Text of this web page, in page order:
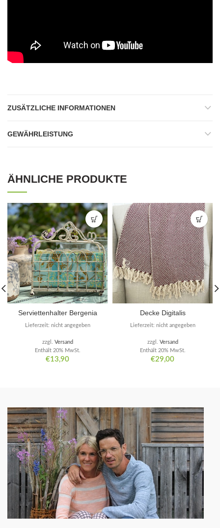
ZUSÄTZLICHE INFORMATIONEN
GEWÄHRLEISTUNG
ÄHNLICHE PRODUKTE
Serviettenhalter Bergenia
€13,90
Enthält 20% MwSt.
zzgl. Versand
Lieferzeit: nicht angegeben
Decke Digitalis
€29,00
Enthält 20% MwSt.
zzgl. Versand
Lieferzeit: nicht angegeben